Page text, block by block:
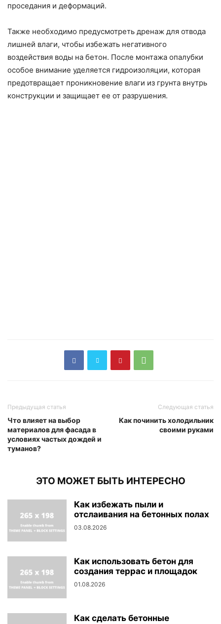
проседания и деформаций.
Также необходимо предусмотреть дренаж для отвода
лишней влаги, чтобы избежать негативного
воздействия воды на бетон. После монтажа опалубки
особое внимание уделяется гидроизоляции, которая
предотвращает проникновение влаги из грунта внутрь
конструкции и защищает ее от разрушения.
Предыдущая статья
Что влияет на выбор
материалов для фасада в
условиях частых дождей и
туманов?
Следующая статья
Как починить холодильник
своими руками
ЭТО МОЖЕТ БЫТЬ ИНТЕРЕСНО
Как избежать пыли и
отслаивания на бетонных полах
03.08.2026
Как использовать бетон для
создания террас и площадок
01.08.2026
Как сделать бетонные